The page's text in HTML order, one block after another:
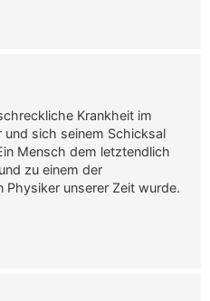
Krankheit im
und sich seinem Schicksal
Mensch dem letztendlich
zu einem der
unserer Zeit wurde.